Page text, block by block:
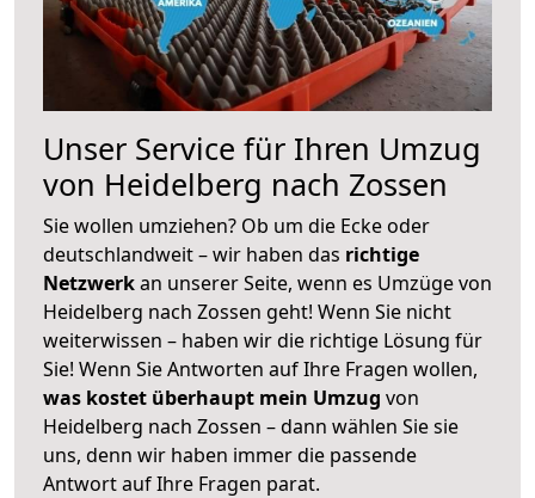
Unser Service für Ihren Umzug
von Heidelberg nach Zossen
Sie wollen umziehen? Ob um die Ecke oder
deutschlandweit – wir haben das richtige
Netzwerkan unserer Seite, wenn es Umzüge von
Heidelberg nach Zossen geht! Wenn Sie nicht
weiterwissen – haben wir die richtige Lösung für
Sie! Wenn Sie Antworten auf Ihre Fragen wollen,
was kostet überhaupt mein Umzug von
Heidelberg nach Zossen – dann wählen Sie sie
uns, denn wir haben immer die passende
Antwort auf Ihre Fragen parat.